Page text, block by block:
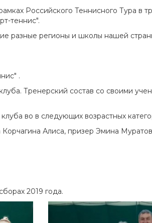
Российского Теннисного Тура в
теннис".
разные регионы и школы нашей
.
Тренерский состав со своими
во в следующих возрастных
Алиса, призер Эмина
2019 года.